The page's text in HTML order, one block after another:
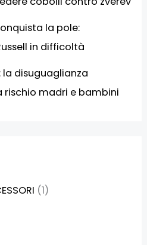
la pole:
in difficoltà
disuguaglianza
madri e bambini
(1)